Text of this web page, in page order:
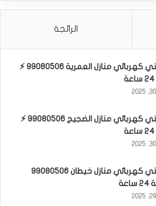
الرائجة
رقم فني كهربائي منازل العمرية 99080506 ⚡
رقم فني كهربائي منازل الضجيج 99080506 ⚡
رقم فني كهربائي منازل خيطان 99080506